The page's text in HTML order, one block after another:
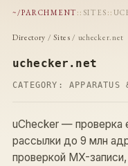
~/PARCHMENT :: SITES ::
Directory /Sites / uchecker.net
uchecker.net
CATEGORY: APPARATUS
uChecker — проверка
рассылки до 9 млн
проверкой MX-